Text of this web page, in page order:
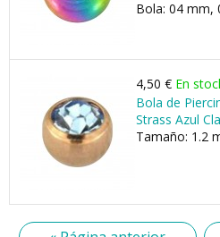
Bola: 04 mm,
4,50 € En
Bola de
Strass Azul
Tamaño: 1.2